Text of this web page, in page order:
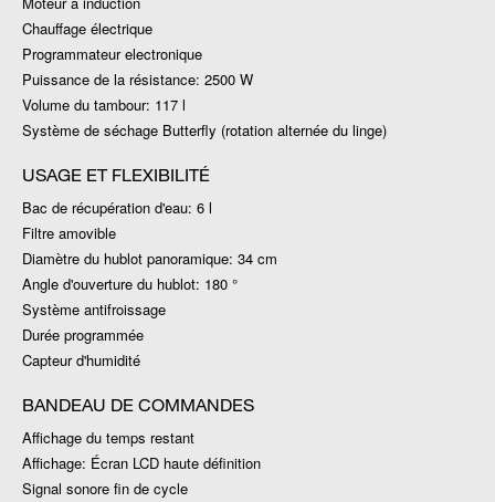
Chauffage électrique
Programmateur electronique
Puissance de la résistance: 2500 W
Volume du tambour: 117 l
Système de séchage Butterfly (rotation alternée du linge)
USAGE ET FLEXIBILITÉ
Bac de récupération d'eau: 6 l
Filtre amovible
Diamètre du hublot panoramique: 34 cm
Angle d'ouverture du hublot: 180 °
Système antifroissage
Durée programmée
Capteur d'humidité
BANDEAU DE COMMANDES
Affichage du temps restant
Affichage: Écran LCD haute définition
Signal sonore fin de cycle